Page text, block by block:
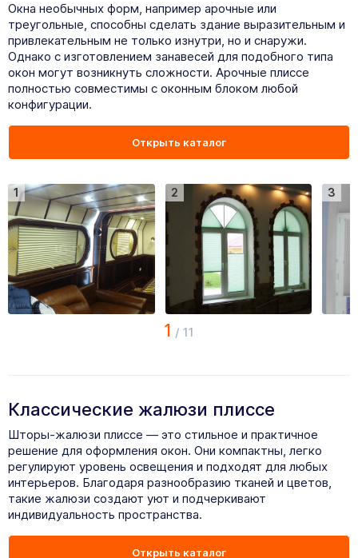
Окна необычных форм, например арочные или
треугольные, способны сделать здание выразительным и
привлекательным не только изнутри, но и снаружи.
Однако с изготовлением занавесей для подобного типа
окон могут возникнуть сложности. Арочные плиссе
полностью совместимы с оконным блоком любой
конфигурации.
Открыть каталог
1 2 3
1 / 11
Классические жалюзи плиссе
Шторы-жалюзи плиссе — это стильное и практичное
решение для оформления окон. Они компактны, легко
регулируют уровень освещения и подходят для любых
интерьеров. Благодаря разнообразию тканей и цветов,
такие жалюзи создают уют и подчеркивают
индивидуальность пространства.
Открыть каталог